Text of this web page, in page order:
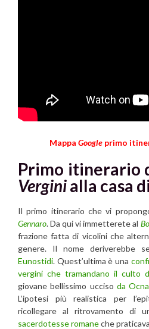
Mappa Googleprimo
Primo itinerario
Verginialla casa
Il primo itinerario che vi
Gennaro. Da qui vi immetterete al
frazione fatta di vicolini che
genere. Il nome deriverebbe
Eunostidi. Quest’ultima è una
vergini che tramandano il culto
giovane bellissimo ucciso da Ocna
L’ipotesi più realistica per
ricollegare al ritrovamento di
sacerdotesse romaneche